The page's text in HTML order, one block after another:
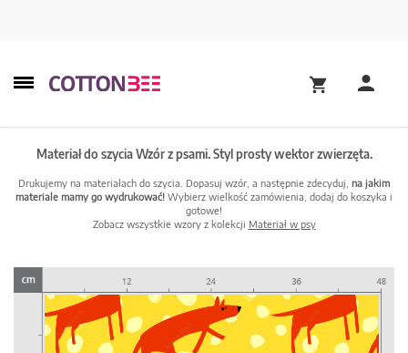
Materiał do szycia Wzór z psami. Styl prosty wektor zwierzęta.
Drukujemy na materiałach do szycia. Dopasuj wzór, a następnie zdecyduj, na jakim
materiale mamy go wydrukować! Wybierz wielkość zamówienia, dodaj do koszyka i
gotowe!
Zobacz wszystkie wzory z kolekcji Materiał w psy